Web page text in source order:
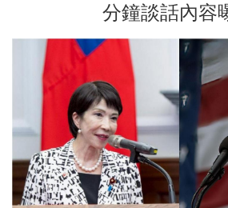
分鐘談話內容